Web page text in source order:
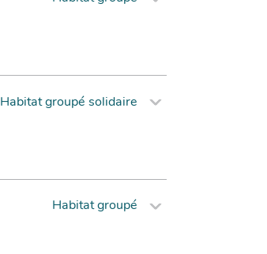
Habitat groupé solidaire
Habitat groupé